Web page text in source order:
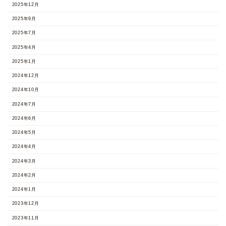
2025年12月
2025年9月
2025年7月
2025年4月
2025年1月
2024年12月
2024年10月
2024年7月
2024年6月
2024年5月
2024年4月
2024年3月
2024年2月
2024年1月
2023年12月
2023年11月